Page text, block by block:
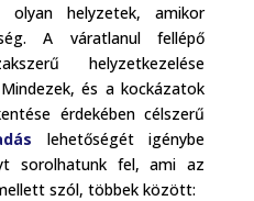
olyan helyzetek, amikor
A váratlanul fellépő
helyzetkezelése
és a kockázatok
érdekében célszerű
lehetőségét igénybe
sorolhatunk fel, ami az
szól, többek között: